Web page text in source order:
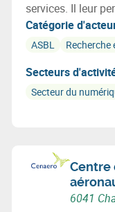
services. Il leur
diminuer les
technologies
Catégorie
ASBL
Secteurs
Secteur du
Centre
6041